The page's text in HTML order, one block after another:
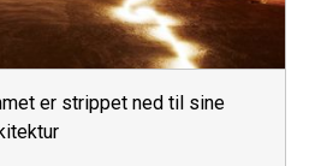
er strippet ned til sine